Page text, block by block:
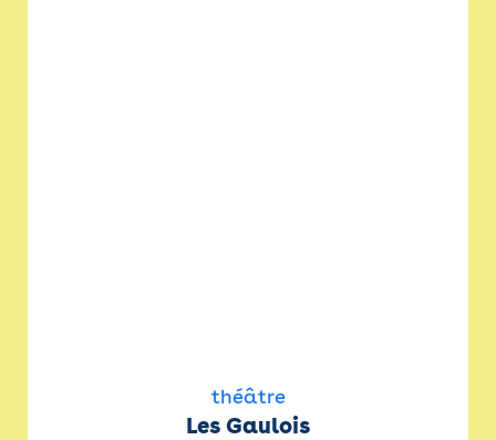
théâtre
Les Gaulois